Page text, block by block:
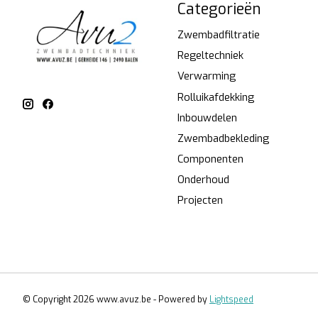
Categorieën
Zwembadfiltratie
Regeltechniek
Verwarming
Rolluikafdekking
Inbouwdelen
Zwembadbekleding
Componenten
Onderhoud
Projecten
© Copyright 2026 www.avuz.be - Powered by Lightspeed